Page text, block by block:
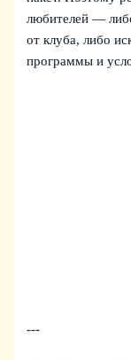
любителей —
от клуба, либо
программы и
---